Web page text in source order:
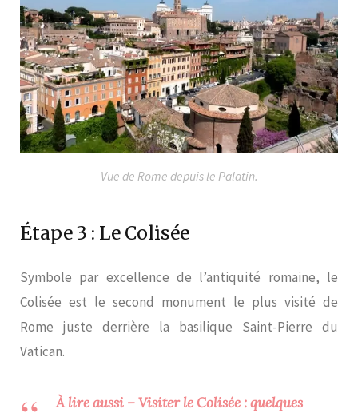
Vue de Rome depuis le Palatin.
Étape 3 : Le Colisée
Symbole par excellence de l’antiquité romaine, le
Colisée est le second monument le plus visité de
Rome juste derrière la basilique Saint-Pierre du
Vatican.
À lire aussi – Visiter le Colisée : quelques